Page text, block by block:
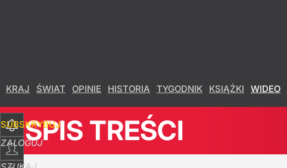
KRAJ ŚWIAT OPINIE HISTORIA TYGODNIK KSIĄŻKI WIDEO
SUBSKRYBUJ
ZALOGUJSPIS TREŚCI